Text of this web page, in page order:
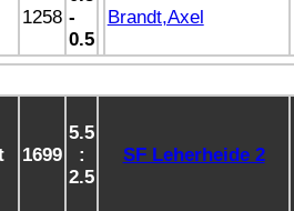
1258 -
0.5
Brandt,Axel
1699
5.5
:
2.5
SF Leherheide 2